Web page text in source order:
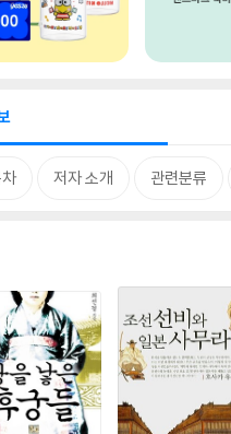
저자 소개 관련분류